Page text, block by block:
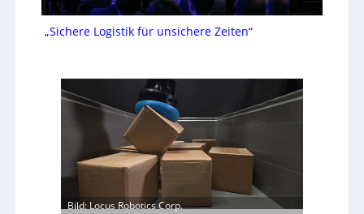
„Sichere Logistik für unsichere Zeiten“
Bild: Locus Robotics Corp.